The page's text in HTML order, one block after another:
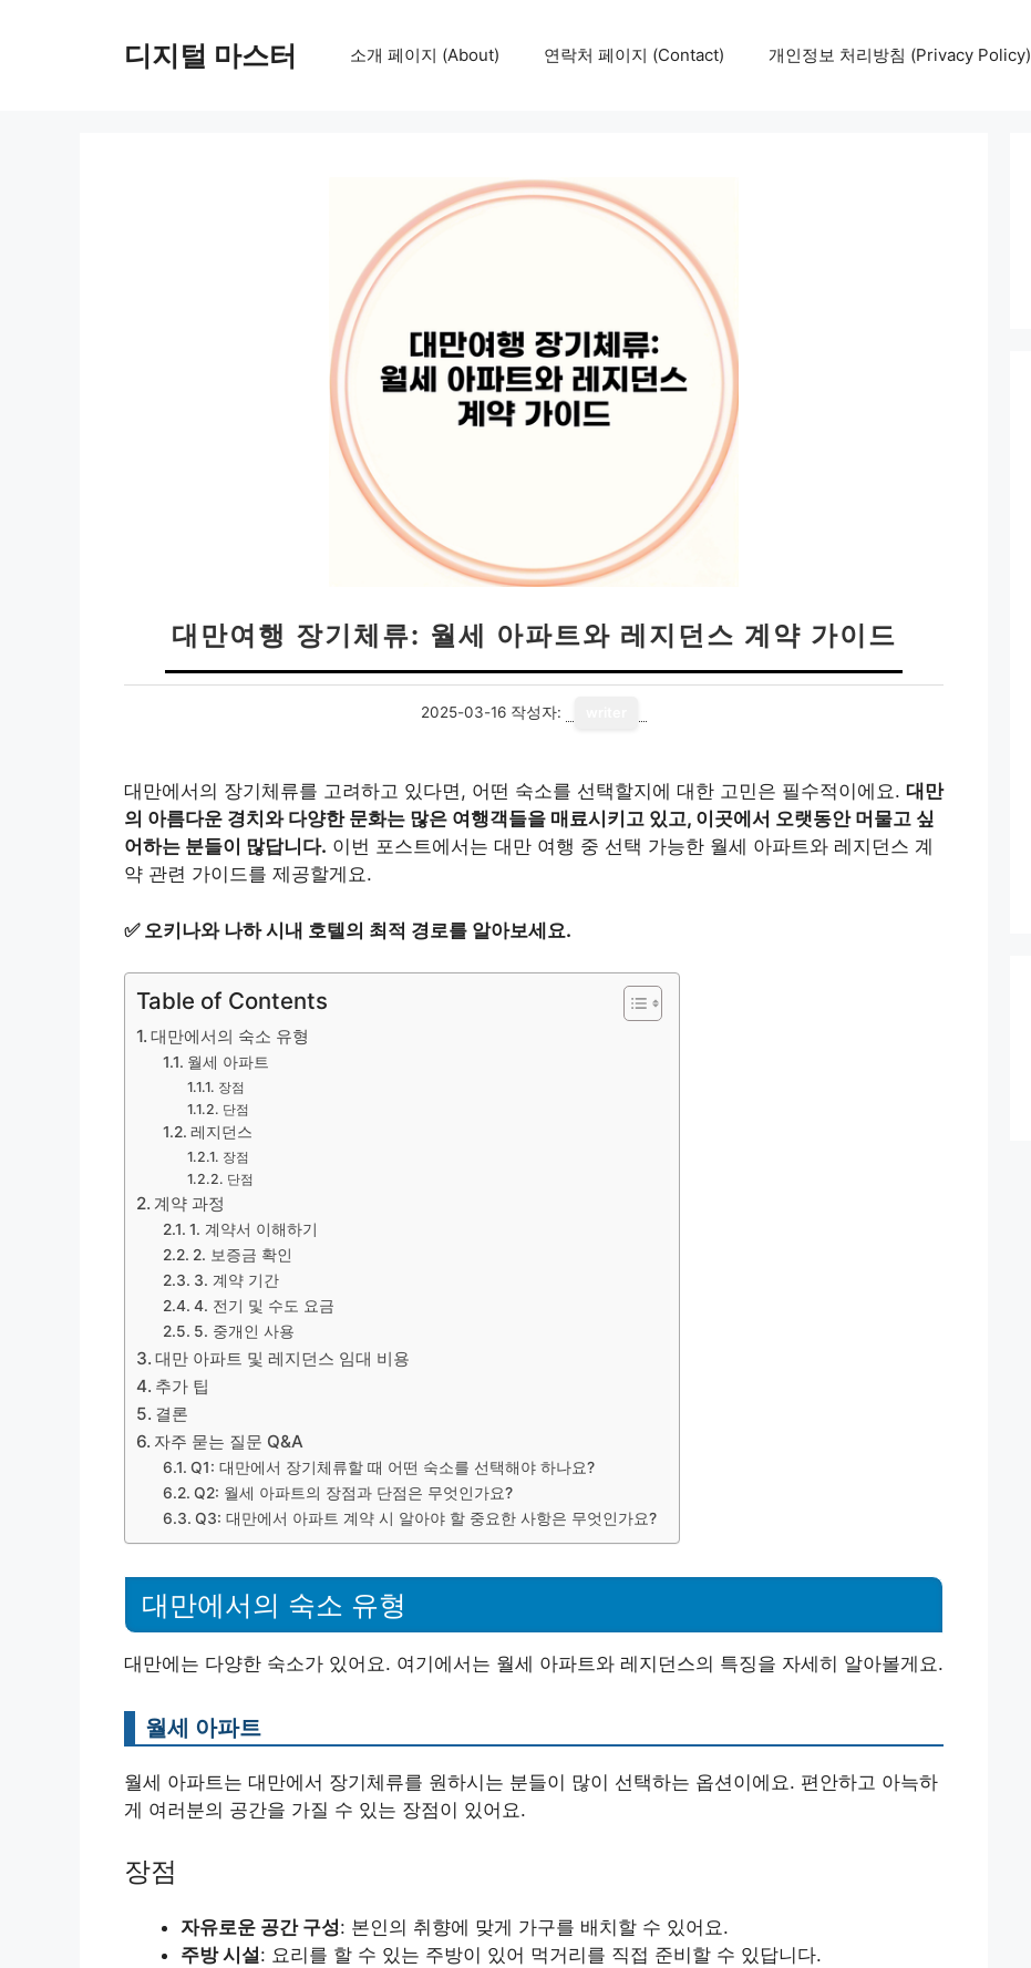
디지털 마스터 소개 페이지 (About) 연락처 페이지 (Contact) 개인정보 처리방침 (Privacy Policy)
대만여행 장기체류: 월세 아파트와 레지던스 계약 가이드
2025-03-16 작성자:
대만에서의 장기체류를 고려하고 있다면, 어떤 숙소를 선택할지에 대한 고민은 필수적이에요. 대만
의 아름다운 경치와 다양한 문화는 많은 여행객들을 매료시키고 있고, 이곳에서 오랫동안 머물고 싶
어하는 분들이 많답니다. 이번 포스트에서는 대만 여행 중 선택 가능한 월세 아파트와 레지던스 계
약 관련 가이드를 제공할게요.
✅ 오키나와 나하 시내 호텔의 최적 경로를 알아보세요.
Table of Contents
대만에서의 숙소 유형
월세 아파트
장점
단점
레지던스
장점
단점
계약 과정
1. 계약서 이해하기
2. 보증금 확인
3. 계약 기간
4. 전기 및 수도 요금
5. 중개인 사용
대만 아파트 및 레지던스 임대 비용
추가 팁
결론
자주 묻는 질문 Q&A
Q1: 대만에서 장기체류할 때 어떤 숙소를 선택해야 하나요?
Q2: 월세 아파트의 장점과 단점은 무엇인가요?
Q3: 대만에서 아파트 계약 시 알아야 할 중요한 사항은 무엇인가요?
대만에서의 숙소 유형
대만에는 다양한 숙소가 있어요. 여기에서는 월세 아파트와 레지던스의 특징을 자세히 알아볼게요.
월세 아파트
월세 아파트는 대만에서 장기체류를 원하시는 분들이 많이 선택하는 옵션이에요. 편안하고 아늑하
게 여러분의 공간을 가질 수 있는 장점이 있어요.
장점
자유로운 공간 구성: 본인의 취향에 맞게 가구를 배치할 수 있어요.
주방 시설: 요리를 할 수 있는 주방이 있어 먹거리를 직접 준비할 수 있답니다.